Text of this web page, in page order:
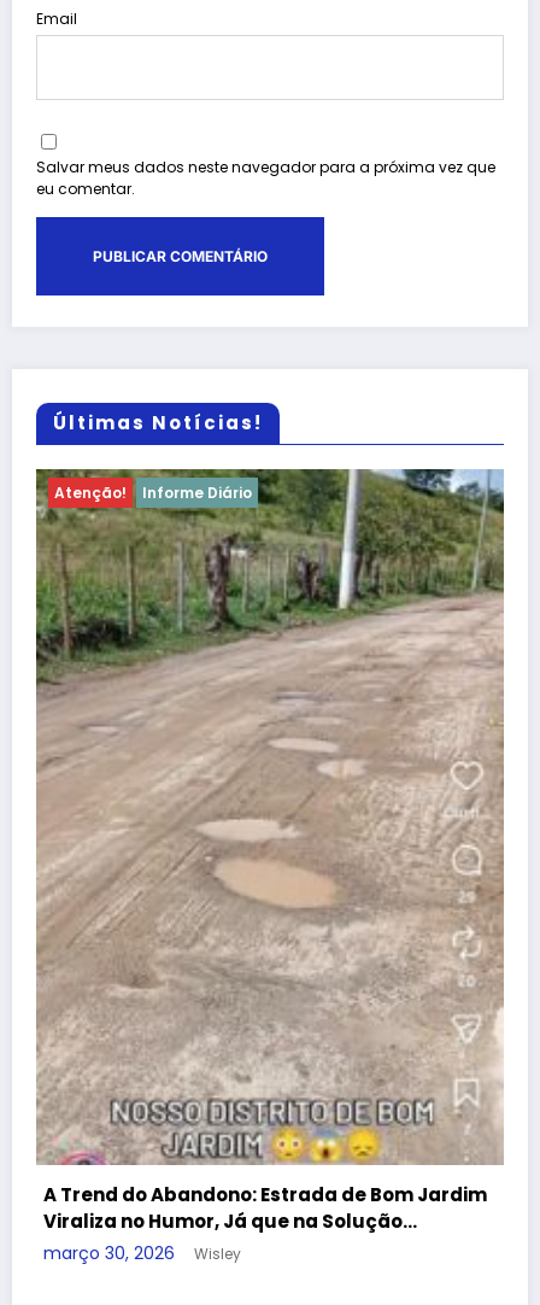
Email
Salvar meus dados neste navegador para a próxima vez que
eu comentar.
Últimas Notícias!
Atenção! Informe Diário
Atenção, Bom Jesus! Alerta sobre
dificuldades no Programa Farmácia Popular
dezembro 25, 2025 Wisley
Guia útil Conheça nossa cidade Denúncia
Contato
APAN
A REDE
Blog Wisley Fernandes - 2025 - Ligue: (22) 99908-4338 -
CNPJ:38.455.321/0001-53 | Powered By
SpiceThemes